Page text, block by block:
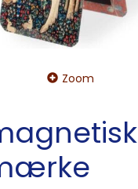
Zoom